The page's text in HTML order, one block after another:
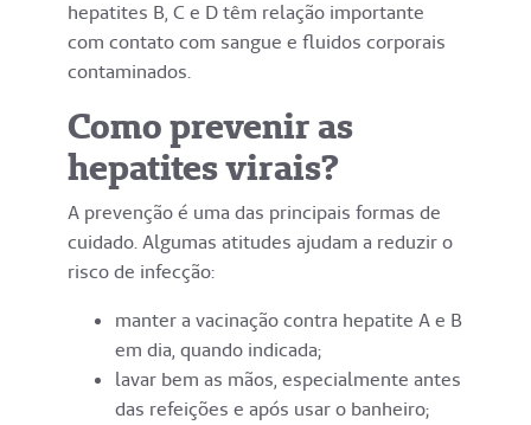
hepatites B, C e D têm relação importante
com contato com sangue e fluidos corporais
contaminados.
Como prevenir as
hepatites virais?
A prevenção é uma das principais formas de
cuidado. Algumas atitudes ajudam a reduzir o
risco de infecção:
manter a vacinação contra hepatite A e B
em dia, quando indicada;
lavar bem as mãos, especialmente antes
das refeições e após usar o banheiro;